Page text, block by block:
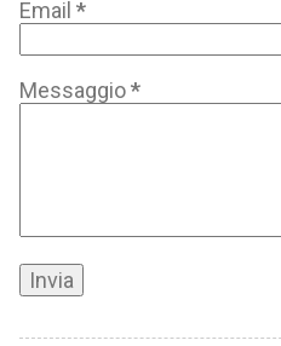
Email *
Messaggio*